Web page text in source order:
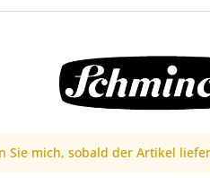
Sie mich, sobald der Artikel